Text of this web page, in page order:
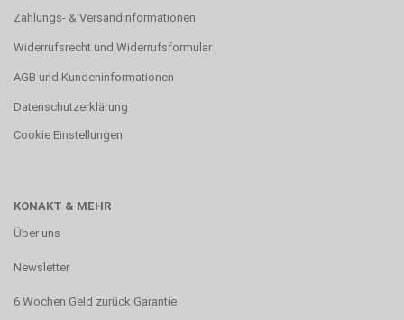
Zahlungs- & Versandinformationen
Widerrufsrecht und Widerrufsformular
AGB und Kundeninformationen
Datenschutzerklärung
Cookie Einstellungen
KONAKT & MEHR
Über uns
Newsletter
6 Wochen Geld zurück Garantie